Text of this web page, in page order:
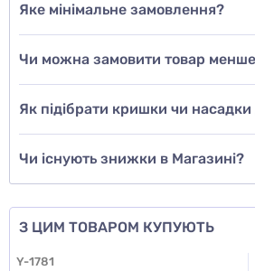
Яке мінімальне замовлення?
Чи можна замовити товар
Як підібрати кришки чи насадки
Чи існують знижки в Магазині?
З ЦИМ ТОВАРОМ КУПУЮТЬ
Y-1781